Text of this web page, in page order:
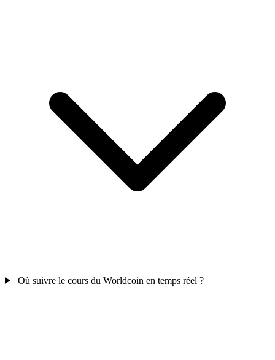
Où suivre le cours du Worldcoin en temps réel ?